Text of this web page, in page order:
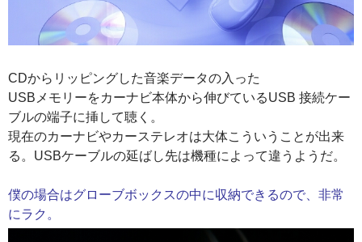
CDからリッピングした音楽データの入った
USBメモリーをカーナビ本体から伸びているUSB 接続ケー
ブルの端子に挿して聴く。
現在のカーナビやカーステレオは大体こういうことが出来
る。USBケーブルの延ばし先は機種によって違うようだ。
僕の場合はグローブボックスの中に収納できるので、非常
にラク。